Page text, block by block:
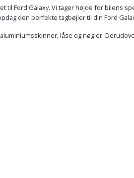
Ford Galaxy. Vi tager højde for bilens
den perfekte tagbøjler til din Ford
låse og nøgler.